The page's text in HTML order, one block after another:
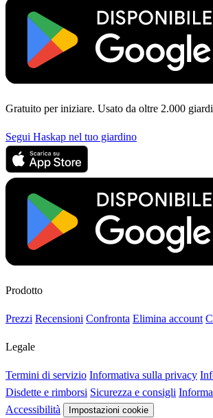
Gratuito per iniziare. Usato da oltre 2.000
Segui Haskap nel tuo giardino
Prodotto
Prezzi Recensioni Confronta Elimina account
Legale
Termini di servizio Informativa sulla privacy
Disdette e rimborsi Sicurezza e consigli
Accessibilità
Impostazioni cookie